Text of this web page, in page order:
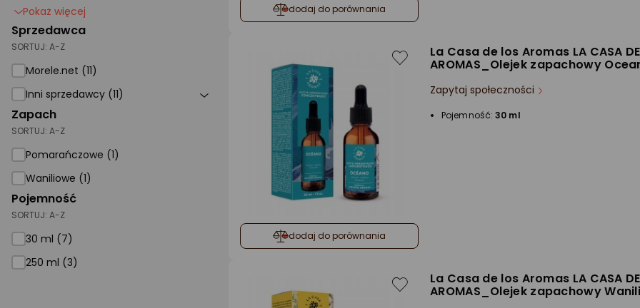
Pokaż więcej
Sprzedawca
SORTUJ: A-Z
Morele.net (11)
Inni sprzedawcy (11)
Zapach
SORTUJ: A-Z
Pomarańczowe (1)
Waniliowe (1)
Pojemność
SORTUJ: A-Z
30 ml (7)
250 ml (3)
dodaj do porównania
dodaj do porównania
La Casa de los Aromas LA CASA DE
AROMAS_Olejek zapachowy
Zapytaj społeczności
Pojemność:30 ml
La Casa de los Aromas LA CASA DE
AROMAS_Olejek zapachowy